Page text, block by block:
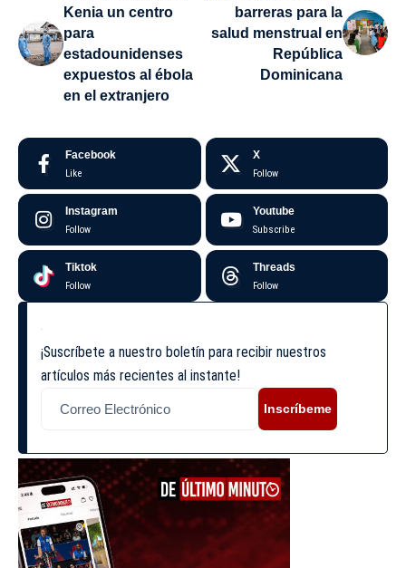
Kenia un centro
para
estadounidenses
expuestos al ébola
en el extranjero
barreras para la
salud menstrual en
República
Dominicana
Facebook
Like
X
Follow
Instagram
Follow
Youtube
Subscribe
Tiktok
Follow
Threads
Follow
¡Suscríbete a nuestro boletín para recibir nuestros
artículos más recientes al instante!
Inscríbeme